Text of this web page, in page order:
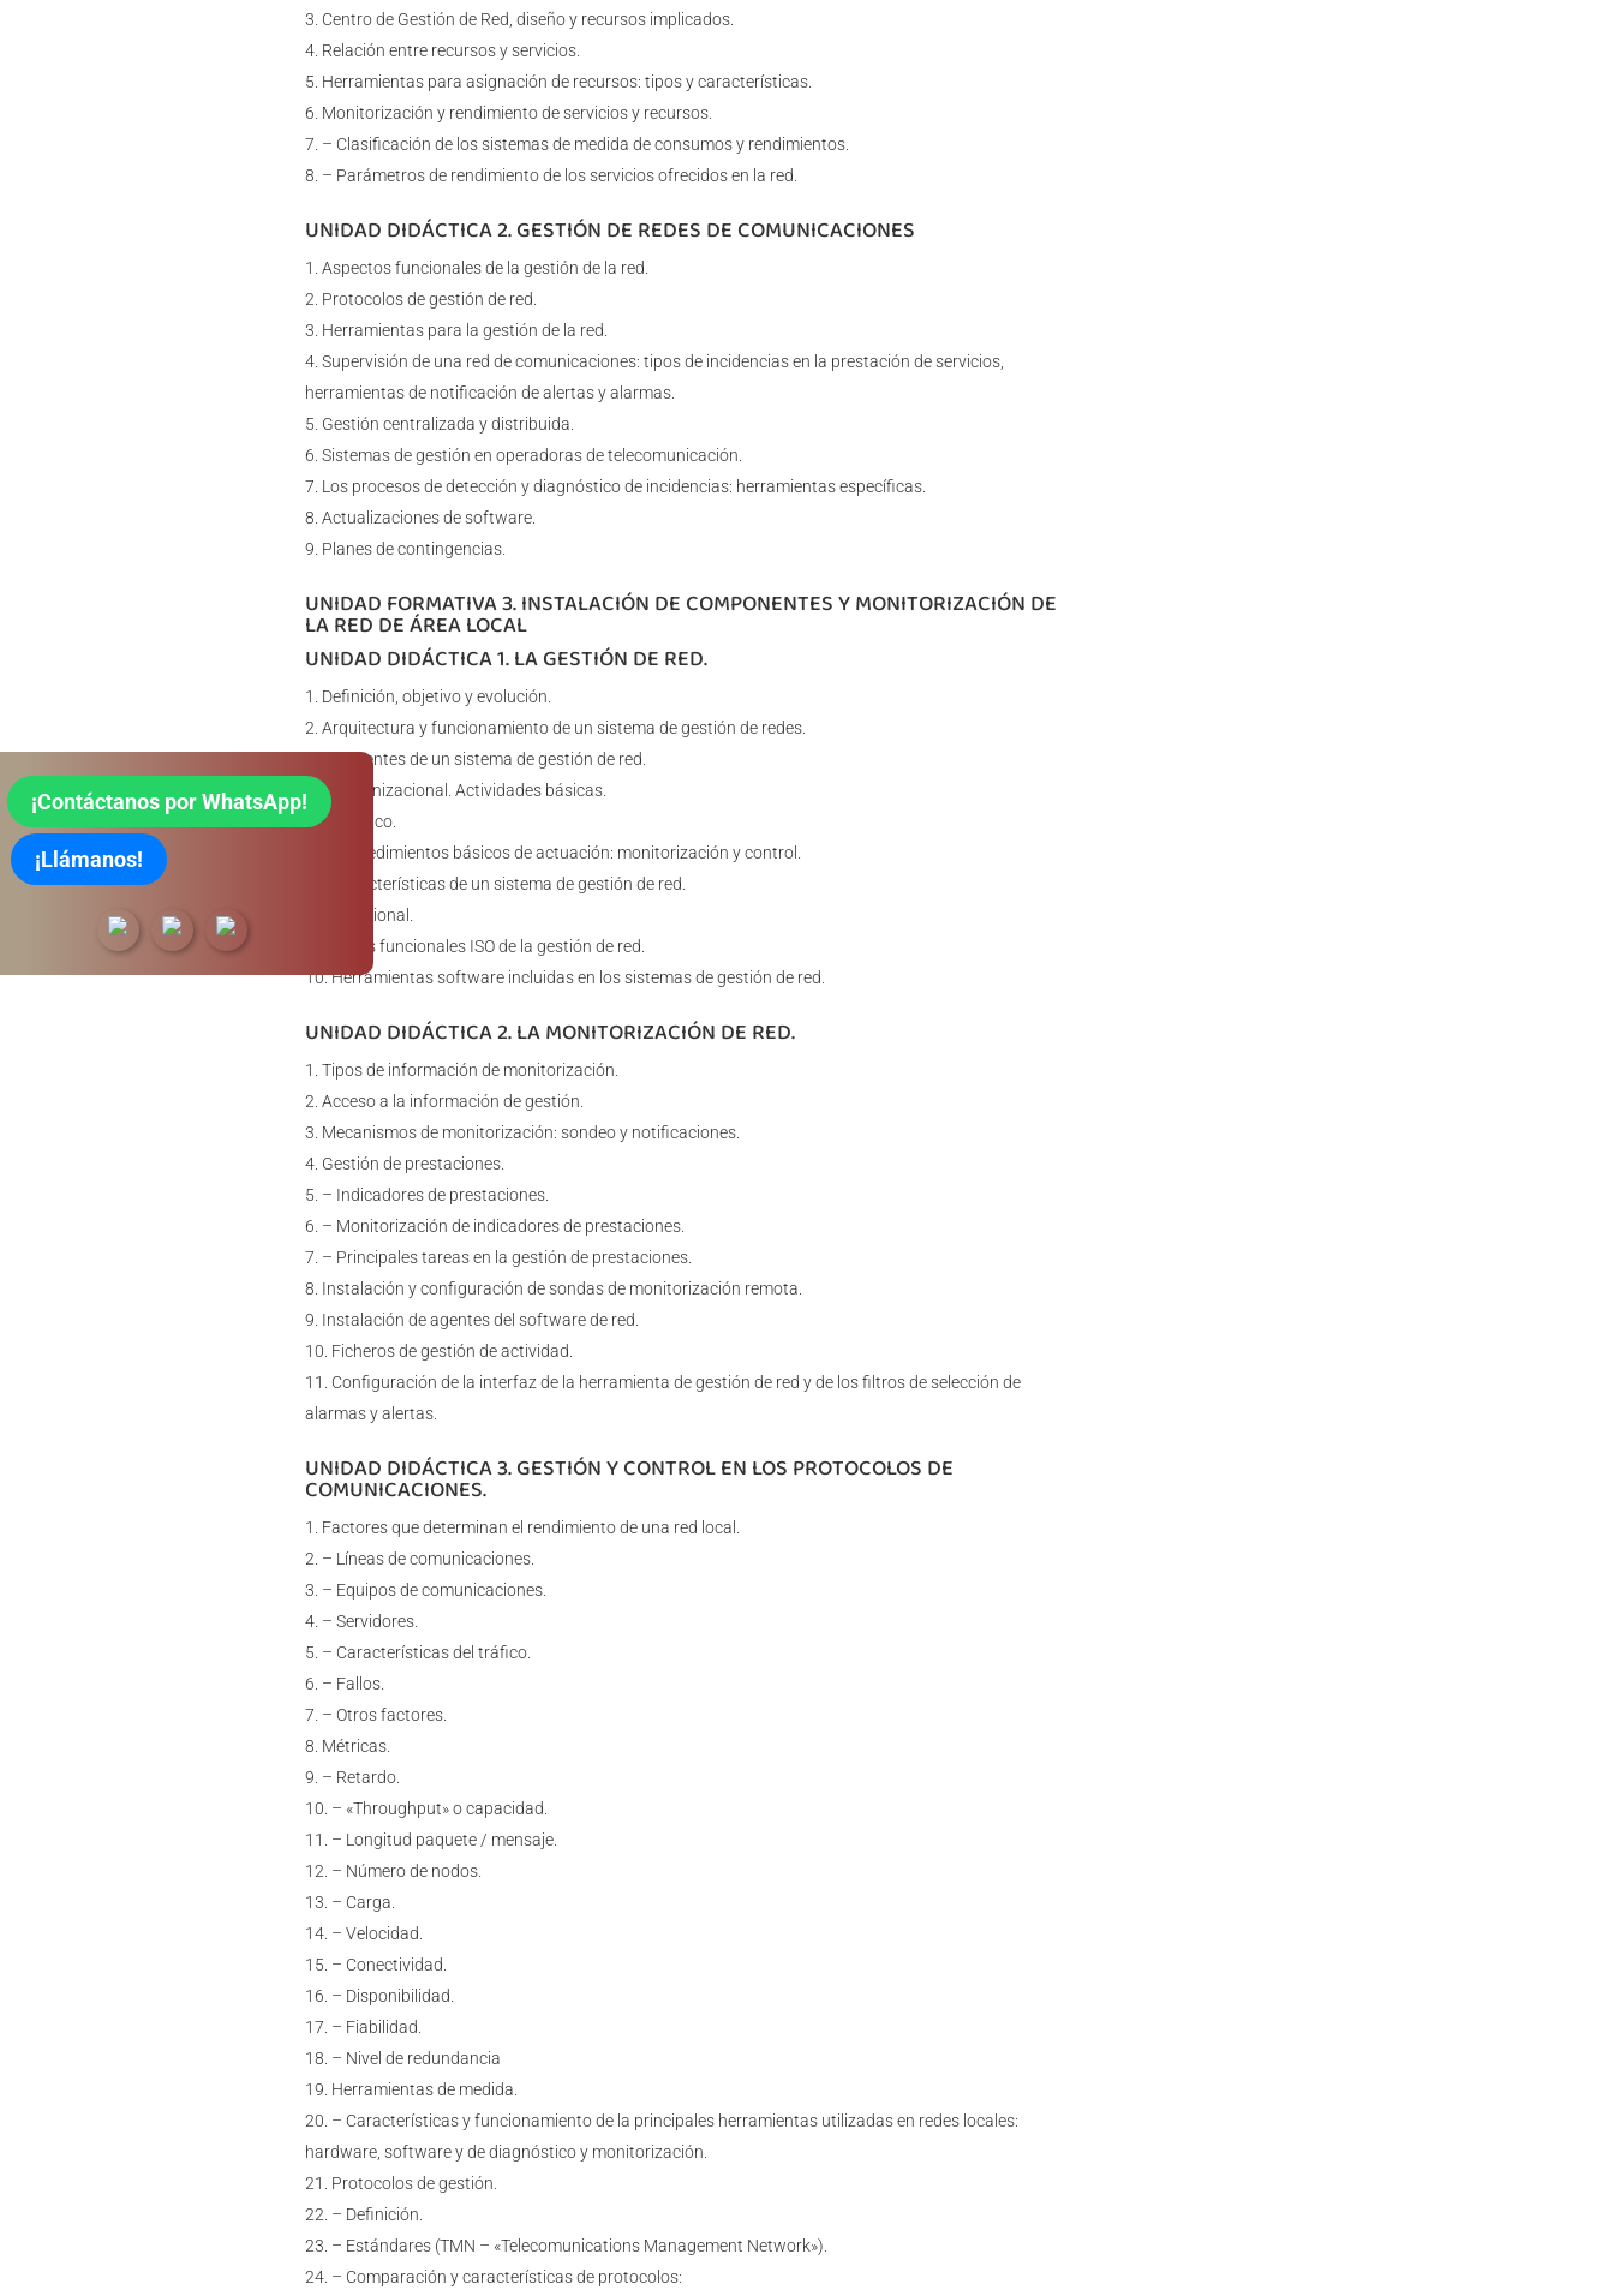
Centro de Gestión de Red, diseño y recursos implicados.
Relación entre recursos y servicios.
Herramientas para asignación de recursos: tipos y características.
Monitorización y rendimiento de servicios y recursos.
– Clasificación de los sistemas de medida de consumos y rendimientos.
– Parámetros de rendimiento de los servicios ofrecidos en la red.
UNIDAD DIDÁCTICA 2. GESTIÓN DE REDES DE COMUNICACIONES
Aspectos funcionales de la gestión de la red.
Protocolos de gestión de red.
Herramientas para la gestión de la red.
Supervisión de una red de comunicaciones: tipos de incidencias en la prestación de servicios,
herramientas de notificación de alertas y alarmas.
Gestión centralizada y distribuida.
Sistemas de gestión en operadoras de telecomunicación.
Los procesos de detección y diagnóstico de incidencias: herramientas específicas.
Actualizaciones de software.
Planes de contingencias.
UNIDAD FORMATIVA 3. INSTALACIÓN DE COMPONENTES Y MONITORIZACIÓN DE
LA RED DE ÁREA LOCAL
UNIDAD DIDÁCTICA 1. LA GESTIÓN DE RED.
Definición, objetivo y evolución.
Arquitectura y funcionamiento de un sistema de gestión de redes.
mponentes de un sistema de gestión de red.
– Organizacional. Actividades básicas.
– Técnico.
* Procedimientos básicos de actuación: monitorización y control.
* Características de un sistema de gestión de red.
– Funcional.
* Áreas funcionales ISO de la gestión de red.
Herramientas software incluidas en los sistemas de gestión de red.
UNIDAD DIDÁCTICA 2. LA MONITORIZACIÓN DE RED.
Tipos de información de monitorización.
Acceso a la información de gestión.
Mecanismos de monitorización: sondeo y notificaciones.
Gestión de prestaciones.
– Indicadores de prestaciones.
– Monitorización de indicadores de prestaciones.
– Principales tareas en la gestión de prestaciones.
Instalación y configuración de sondas de monitorización remota.
Instalación de agentes del software de red.
Ficheros de gestión de actividad.
Configuración de la interfaz de la herramienta de gestión de red y de los filtros de selección de
alarmas y alertas.
UNIDAD DIDÁCTICA 3. GESTIÓN Y CONTROL EN LOS PROTOCOLOS DE
COMUNICACIONES.
Factores que determinan el rendimiento de una red local.
– Líneas de comunicaciones.
– Equipos de comunicaciones.
– Servidores.
– Características del tráfico.
– Fallos.
– Otros factores.
Métricas.
– Retardo.
– «Throughput» o capacidad.
– Longitud paquete / mensaje.
– Número de nodos.
– Carga.
– Velocidad.
– Conectividad.
– Disponibilidad.
– Fiabilidad.
– Nivel de redundancia
Herramientas de medida.
– Características y funcionamiento de la principales herramientas utilizadas en redes locales:
hardware, software y de diagnóstico y monitorización.
Protocolos de gestión.
– Definición.
– Estándares (TMN – «Telecomunications Management Network»).
– Comparación y características de protocolos:
¡Contáctanos por WhatsApp!
¡Llámanos!